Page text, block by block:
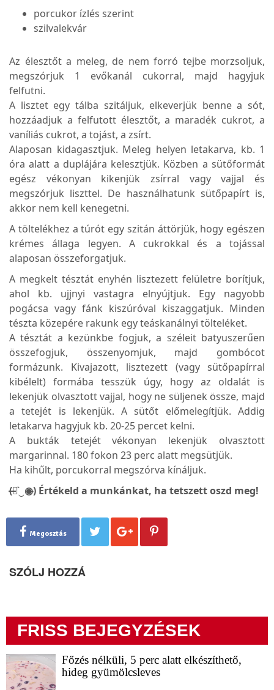
porcukor ízlés szerint
szilvalekvár
Az élesztőt a meleg, de nem forró tejbe morzsoljuk,
megszórjuk 1 evőkanál cukorral, majd hagyjuk
felfutni.
A lisztet egy tálba szitáljuk, elkeverjük benne a sót,
hozzáadjuk a felfutott élesztőt, a maradék cukrot, a
vaníliás cukrot, a tojást, a zsírt.
Alaposan kidagasztjuk. Meleg helyen letakarva, kb. 1
óra alatt a duplájára kelesztjük. Közben a sütőformát
egész vékonyan kikenjük zsírral vagy vajjal és
megszórjuk liszttel. De használhatunk sütőpapírt is,
akkor nem kell kenegetni.
A töltelékhez a túrót egy szitán áttörjük, hogy egészen
krémes állaga legyen. A cukrokkal és a tojással
alaposan összeforgatjuk.
A megkelt tésztát enyhén lisztezett felületre borítjuk,
ahol kb. ujjnyi vastagra elnyújtjuk. Egy nagyobb
pogácsa vagy fánk kiszúróval kiszaggatjuk. Minden
tészta közepére rakunk egy teáskanálnyi tölteléket.
A tésztát a kezünkbe fogjuk, a széleit batyuszerűen
összefogjuk, összenyomjuk, majd gombócot
formázunk. Kivajazott, lisztezett (vagy sütőpapírral
kibélelt) formába tesszük úgy, hogy az oldalát is
lekenjük olvasztott vajjal, hogy ne süljenek össze, majd
a tetejét is lekenjük. A sütőt előmelegítjük. Addig
letakarva hagyjuk kb. 20-25 percet kelni.
A bukták tetejét vékonyan lekenjük olvasztott
margarinnal. 180 fokon 23 perc alatt megsütjük.
Ha kihűlt, porcukorral megszórva kínáljuk.
(̶◉͛‿◉̶) Értékeld a munkánkat, ha tetszett oszd meg!
Megosztás
SZÓLJ HOZZÁ
FRISS BEJEGYZÉSEK
Főzés nélküli, 5 perc alatt elkészíthető,
hideg gyümölcsleves